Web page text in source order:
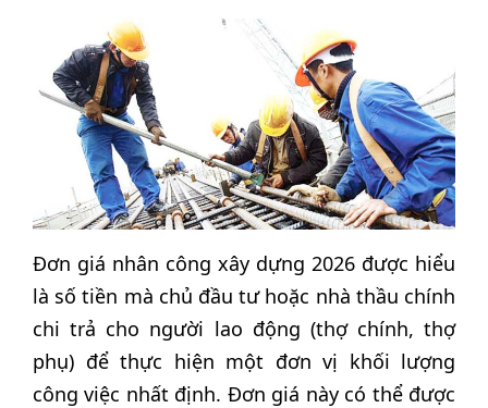
Đơn giá nhân công xây dựng 2026 được hiểu
là số tiền mà chủ đầu tư hoặc nhà thầu chính
chi trả cho người lao động (thợ chính, thợ
phụ) để thực hiện một đơn vị khối lượng
công việc nhất định. Đơn giá này có thể được